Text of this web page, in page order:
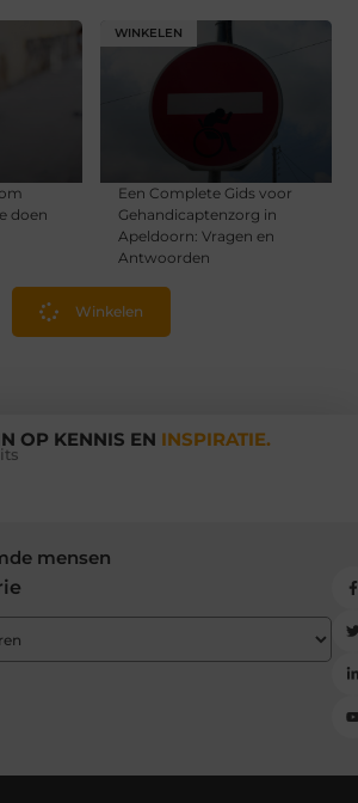
doen
WINKELEN
Een Complete Gids voor
Gehandicaptenzorg in
Apeldoorn: Vragen en
Antwoorden
Winkelen
OP KENNIS EN INSPIRATIE.
mensen